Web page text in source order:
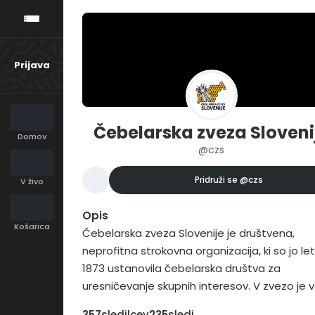
Prijava
Domov
V živo
Košarica
Čebelarska zveza
@czs
Pridruži se @czs
Opis
Čebelarska zveza Slovenije je društvena,
neprofitna strokovna organizacija, ki so jo
1873 ustanovila čebelarska društva za
uresničevanje skupnih interesov. V zvezo je